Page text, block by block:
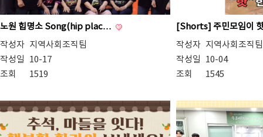
노원 힙명소 Song(hip plac…
작성자 지역사회조직팀
작성일
10-17
조회
1519
[Shorts] 주민모임이
작성자 지역사회조직팀
작성일
10-04
조회
1545